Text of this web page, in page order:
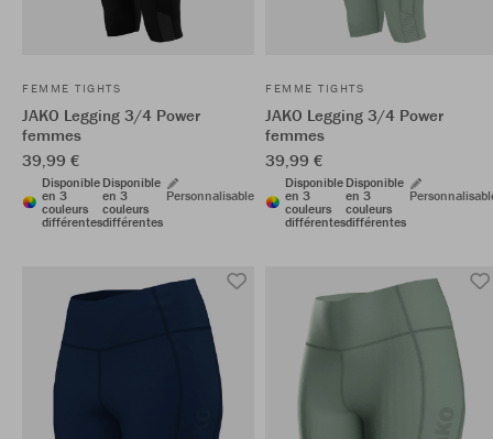
FEMME TIGHTS
JAKO Legging 3/4 Power
femmes
39,99 €
Disponible
en 3
couleurs
différentes
Disponible
en 3
couleurs
différentes
Personnalisable
FEMME TIGHTS
JAKO Legging 3/4 Power
femmes
39,99 €
Disponible
en 3
couleurs
différentes
Disponible
en 3
couleurs
différentes